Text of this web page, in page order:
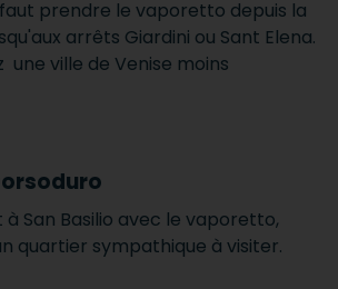
prendre le vaporetto depuis la
arrêts Giardini ou Sant Elena.
une ville de Venise moins
San Basilio avec le vaporetto,
quartier sympathique à visiter.